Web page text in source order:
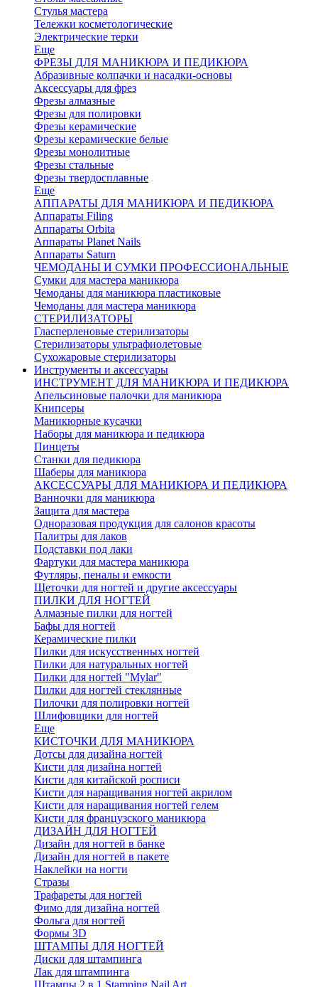
Стулья мастера
Тележки косметологические
Электрические терки
Еще
ФРЕЗЫ ДЛЯ МАНИКЮРА И ПЕДИКЮРА
Абразивные колпачки и насадки-основы
Аксессуары для фрез
Фрезы алмазные
Фрезы для полировки
Фрезы керамические
Фрезы керамические белые
Фрезы монолитные
Фрезы стальные
Фрезы твердосплавные
Еще
АППАРАТЫ ДЛЯ МАНИКЮРА И ПЕДИКЮРА
Аппараты Filing
Аппараты Orbita
Аппараты Planet Nails
Аппараты Saturn
ЧЕМОДАНЫ И СУМКИ ПРОФЕССИОНАЛЬНЫЕ
Сумки для мастера маникюра
Чемоданы для маникюра пластиковые
Чемоданы для мастера маникюра
СТЕРИЛИЗАТОРЫ
Гласперленовые стерилизаторы
Стерилизаторы ультрафиолетовые
Сухожаровые стерилизаторы
Инструменты и аксессуары
ИНСТРУМЕНТ ДЛЯ МАНИКЮРА И ПЕДИКЮРА
Апельсиновые палочки для маникюра
Книпсеры
Маникюрные кусачки
Наборы для маникюра и педикюра
Пинцеты
Станки для педикюра
Шаберы для маникюра
АКСЕССУАРЫ ДЛЯ МАНИКЮРА И ПЕДИКЮРА
Ванночки для маникюра
Защита для мастера
Одноразовая продукция для салонов красоты
Палитры для лаков
Подставки под лаки
Фартуки для мастера маникюра
Футляры, пеналы и емкости
Щеточки для ногтей и другие аксессуары
ПИЛКИ ДЛЯ НОГТЕЙ
Алмазные пилки для ногтей
Бафы для ногтей
Керамические пилки
Пилки для искусственных ногтей
Пилки для натуральных ногтей
Пилки для ногтей "Mylar"
Пилки для ногтей стеклянные
Пилочки для полировки ногтей
Шлифовщики для ногтей
Еще
КИСТОЧКИ ДЛЯ МАНИКЮРА
Дотсы для дизайна ногтей
Кисти для дизайна ногтей
Кисти для китайской росписи
Кисти для наращивания ногтей акрилом
Кисти для наращивания ногтей гелем
Кисти для французского маникюра
ДИЗАЙН ДЛЯ НОГТЕЙ
Дизайн для ногтей в банке
Дизайн для ногтей в пакете
Наклейки на ногти
Стразы
Трафареты для ногтей
Фимо для дизайна ногтей
Фольга для ногтей
Формы 3D
ШТАМПЫ ДЛЯ НОГТЕЙ
Диски для штампинга
Лак для штампинга
Штампы 2 в 1 Stamping Nail Art